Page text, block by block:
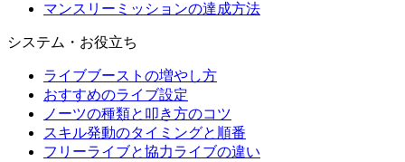
マンスリーミッションの達成方法
システム・お役立ち
ライブブーストの増やし方
おすすめのライブ設定
ノーツの種類と叩き方のコツ
スキル発動のタイミングと順番
フリーライブと協力ライブの違い